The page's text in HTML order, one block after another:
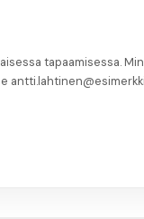
tapaamisessa.